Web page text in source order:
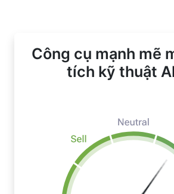
Công cụ mạnh mẽ
tích kỹ thuật